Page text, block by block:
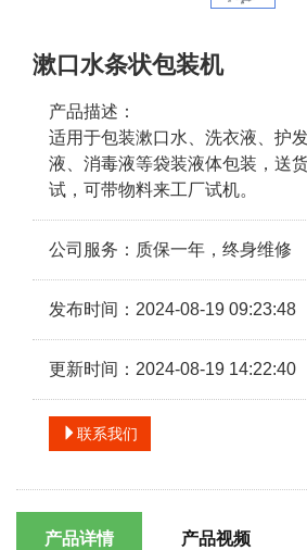
漱口水条状包装机
产品描述：
适用于包装漱口水、洗衣液、护
液、消毒液等袋装液体包装，送
试，可带物料来工厂试机。
公司服务：质保一年，终身维修
发布时间：2024-08-19 09:23:48
更新时间：2024-08-19 14:22:40
联系我们
产品详情 产品视频